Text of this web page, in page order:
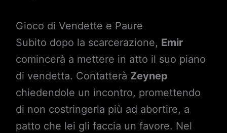
Gioco di Vendette e Paure
Subito dopo la scarcerazione, Emir
comincerà a mettere in atto il suo piano
di vendetta. Contatterà Zeynep
chiedendole un incontro, promettendo
di non costringerla più ad abortire, a
patto che lei gli faccia un favore. Nel